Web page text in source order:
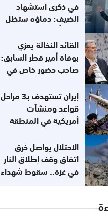
في ذكرى استشهاد
الضيف: دماؤه ستظل
الاحتلال
القائد النخالة يعزي
بوفاة أمير قطر السابق:
صاحب حضور خاص في
إيران تستهدف بـ3 مراحل
قواعد ومنشآت
أمريكية في المنطقة
الاحتلال يواصل خرق
اتفاق وقف إطلاق النار
في غزة.. سقوط شهداء